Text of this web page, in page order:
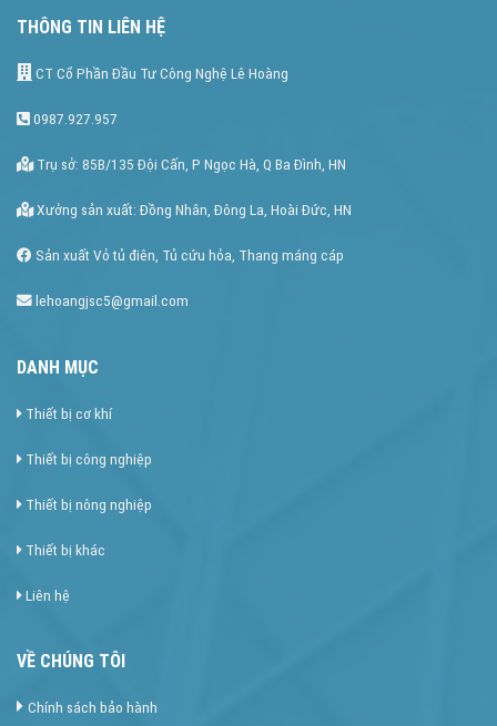
THÔNG TIN LIÊN HỆ
CT Cổ Phần Đầu Tư Công Nghệ Lê Hoàng
0987.927.957
Trụ sở: 85B/135 Đội Cấn, P Ngọc Hà, Q Ba Đình, HN
Xưởng sản xuất: Đồng Nhân, Đông La, Hoài Đức, HN
Sản xuất Vỏ tủ điên, Tủ cứu hỏa, Thang máng cáp
lehoangjsc5@gmail.com
DANH MỤC
Thiết bị cơ khí
Thiết bị công nghiệp
Thiết bị nông nghiệp
Thiết bị khác
Liên hệ
VỀ CHÚNG TÔI
Chính sách bảo hành